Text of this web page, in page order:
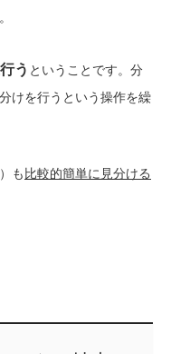
う ということです。分
けを行うという操作を繰
も 比較的簡単に見分ける